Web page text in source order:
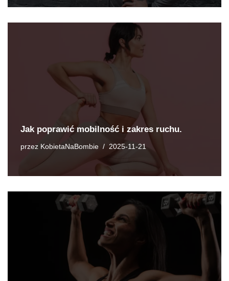
Jak poprawić mobilność i zakres ruchu.
przez KobietaNaBombie 2025-11-21